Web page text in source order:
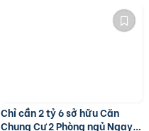
Chỉ cần 2 tỷ 6 sở hữu Căn
Chung Cư 2 Phòng ngủ Ngay